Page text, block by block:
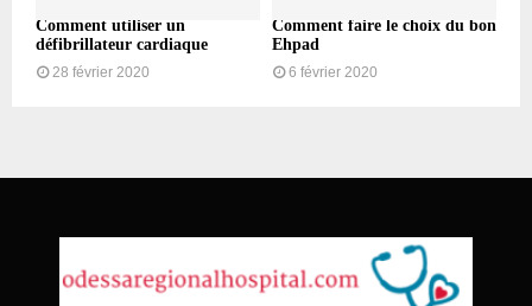
Comment utiliser un
défibrillateur cardiaque
28 février 2020
Comment faire le choix du bon
Ehpad
6 février 2020